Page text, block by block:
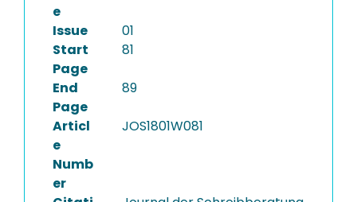
e
Issue
01
Start
Page
81
End
Page
89
Articl
e
Numb
er
JOS1801W081